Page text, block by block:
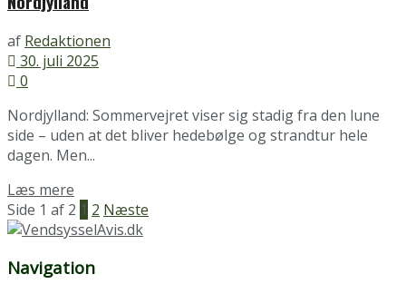
af Redaktionen
30. juli 2025
0
Nordjylland: Sommervejret viser sig stadig fra den lune
side – uden at det bliver hedebølge og strandtur hele
dagen. Men...
Læs mere
Side 1 af 2 1 2 Næste
Navigation